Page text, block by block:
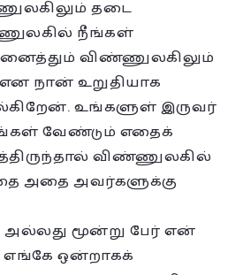
தடை
நீங்கள்
விண்ணுலகிலும்
நான் உறுதியாக
உங்களுள் இருவர்
வேண்டும் எதைக்
விண்ணுலகில்
அதை அவர்களுக்கு
மூன்று பேர் என்
எங்கே ஒன்றாகக்